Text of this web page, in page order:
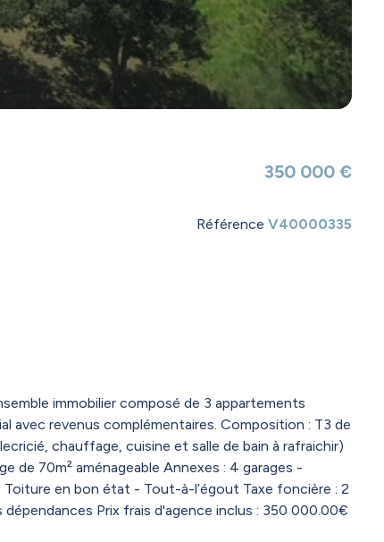
350 000 €
Référence V40000335
immobilier composé de 3 appartements
avec revenus complémentaires. Composition : T3 de
chauffage, cuisine et salle de bain à rafraichir)
de 70m² aménageable Annexes : 4 garages -
Toiture en bon état - Tout-à-l’égout Taxe foncière : 2
Prix frais d'agence inclus : 350 000.00€